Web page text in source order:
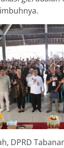
DPRD